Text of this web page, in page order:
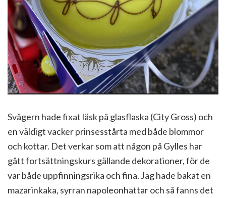
Svågern hade fixat läsk på glasflaska (City Gross) och
en väldigt vacker prinsesstårta med både blommor
och kottar. Det verkar som att någon på Gylles har
gått fortsättningskurs gällande dekorationer, för de
var både uppfinningsrika och fina. Jag hade bakat en
mazarinkaka, syrran napoleonhattar och så fanns det